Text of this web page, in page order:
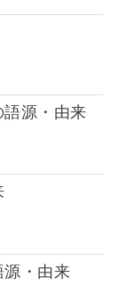
源・由来
・由来